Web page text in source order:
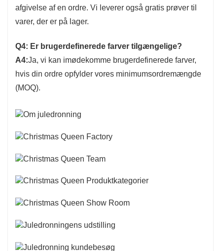
afgivelse af en ordre. Vi leverer også gratis prøver til
varer, der er på lager.
Q4: Er brugerdefinerede farver tilgængelige?
A4:Ja, vi kan imødekomme brugerdefinerede farver,
hvis din ordre opfylder vores minimumsordremængde
(MOQ).